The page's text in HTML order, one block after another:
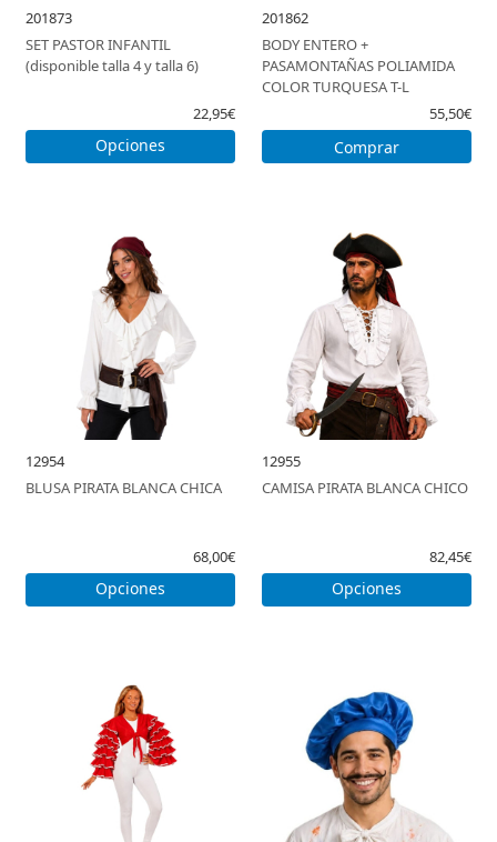
201873
SET PASTOR INFANTIL
(disponible talla 4 y talla 6)
22,95€
Opciones
201862
BODY ENTERO +
PASAMONTAÑAS POLIAMIDA
COLOR TURQUESA T-L
55,50€
Comprar
12954
BLUSA PIRATA BLANCA CHICA
68,00€
Opciones
12955
CAMISA PIRATA BLANCA CHICO
82,45€
Opciones